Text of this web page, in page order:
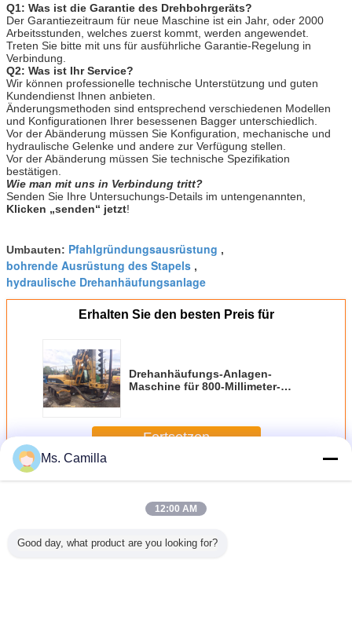
Q1: Was ist die Garantie des Drehbohrgeräts?
Der Garantiezeitraum für neue Maschine ist ein Jahr, oder 2000
Arbeitsstunden, welches zuerst kommt, werden angewendet.
Treten Sie bitte mit uns für ausführliche Garantie-Regelung in
Verbindung.
Q2: Was ist Ihr Service?
Wir können professionelle technische Unterstützung und guten
Kundendienst Ihnen anbieten.
Änderungsmethoden sind entsprechend verschiedenen Modellen
und Konfigurationen Ihrer besessenen Bagger unterschiedlich.
Vor der Abänderung müssen Sie Konfiguration, mechanische und
hydraulische Gelenke und andere zur Verfügung stellen.
Vor der Abänderung müssen Sie technische Spezifikation
bestätigen.
Wie man mit uns in Verbindung tritt?
Senden Sie Ihre Untersuchungs-Details im untengenannten,
Klicken „senden“ jetzt!
Umbauten: Pfahlgründungsausrüstung ,
bohrende Ausrüstung des Stapels ,
hydraulische Drehanhäufungsanlage
Erhalten Sie den besten Preis für
Drehanhäufungs-Anlagen-
Maschine für 800-Millimeter-
Fortsetzen
MehrRotary Rammgerüst
Ms. Camilla
12:00 AM
Good day, what product are you looking for?